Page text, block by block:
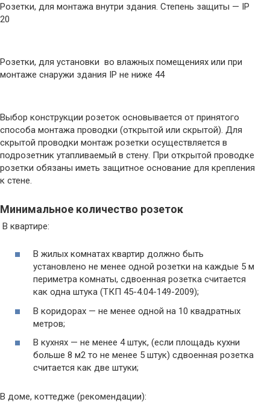
Розетки, для монтажа внутри здания. Степень защиты — IP
20
Розетки, для установки во влажных помещениях или при
монтаже снаружи здания IP не ниже 44
Выбор конструкции розеток основывается от принятого
способа монтажа проводки (открытой или скрытой). Для
скрытой проводки монтаж розетки осуществляется в
подрозетник утапливаемый в стену. При открытой проводке
розетки обязаны иметь защитное основание для крепления
к стене.
Минимальное количество розеток
В квартире:
В жилых комнатах квартир должно быть
установлено не менее одной розетки на каждые 5 м
периметра комнаты, сдвоенная розетка считается
как одна штука (ТКП 45-4.04-149-2009);
В коридорах — не менее одной на 10 квадратных
метров;
В кухнях — не менее 4 штук, (если площадь кухни
больше 8 м2 то не менее 5 штук) сдвоенная розетка
считается как две штуки;
В доме, коттедже (рекомендации):